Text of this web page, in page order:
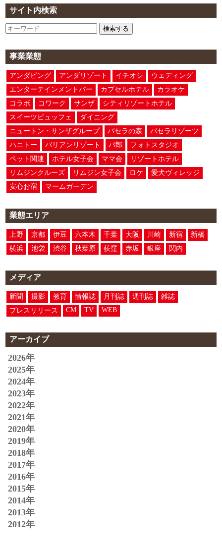
サイト内検索
検索する
事業業態
アンダピング アンダリゾート イチオシ
ウェディング
エンターテインメントバー
カプセルホテル
カラオケ
コラボ
コワーク サンザ
シティリゾートホテル
スイーツビュッフェ
ダイニング
ニュートン・サンザグループ
パセラの森
パセラリゾーツ
ハニトー
バリアンリゾート パ郎
フォトスタジオ
ペット関連
ホテル女子会 ママ会
リゾートホテル
リムジンクルーズ
リムジン女子会 ロケ
愛犬ヴィレッジ
安心お宿
マームガーデン
業態エリア
上野 京都 伊豆 六本木 千葉 大阪 川崎 新宿
新橋
横浜
池袋 渋谷 秋葉原 荻窪 赤坂 銀座 関内
メディア
新聞 撮影 教育 情報誌 月刊誌 週刊誌
雑誌
プレスリリース
CM TV WEB
アーカイブ
2026年
2025年
2024年
2023年
2022年
2021年
2020年
2019年
2018年
2017年
2016年
2015年
2014年
2013年
2012年